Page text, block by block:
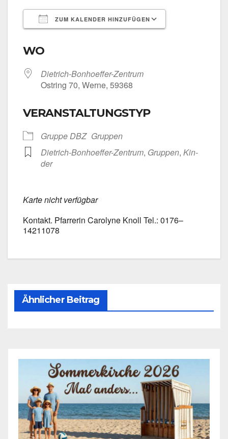
ZUM KALENDER HINZUFÜGEN
WO
Dietrich-Bonhoeffer-Zentrum
Ost­ring 70, Wer­ne, 59368
VERANSTALTUNGSTYP
Grup­pe DBZ Grup­pen
Dietrich-Bonhoeffer-Zentrum, Grup­pen, Kin­
der
Kar­te nicht ver­füg­bar
Kon­takt. Pfar­re­rin Caro­ly­ne Knoll Tel.: 0176–
14211078
Ähnlicher Beitrag